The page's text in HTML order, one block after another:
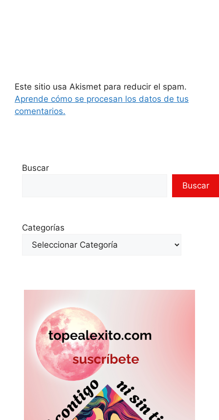
Este sitio usa Akismet para reducir el spam.
Aprende cómo se procesan los datos de tus
comentarios.
Buscar
Buscar
Categorías